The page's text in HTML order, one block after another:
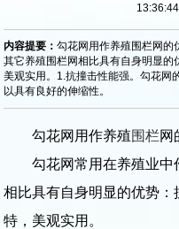
内容提要：勾花网用作养殖围栏网的
其它养殖围栏网相比具有自身明显的
美观实用。1.抗撞击性能强。勾花网
以具有良好的伸缩性。
勾花网用作养殖围栏网
勾花网常用在养殖业中
相比具有自身明显的优势
特，美观实用。